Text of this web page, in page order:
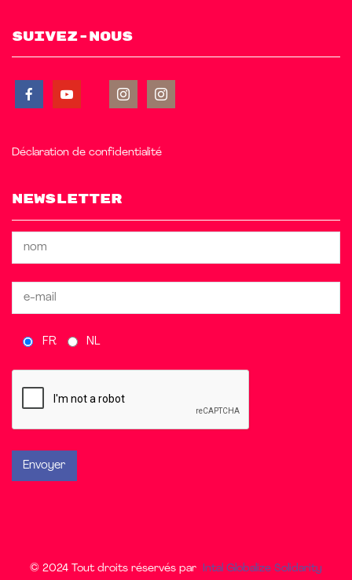
Suivez-nous
Déclaration de confidentialité
Newsletter
FR NL
© 2024 Tout droits réservés par Intal Globalize Solidarity